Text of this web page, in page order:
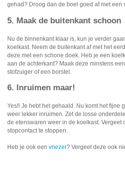
gehad? Droog dan de boel goed af met een
5. Maak de buitenkant schoon
Nu de binnenkant klaar is, kun je verder
koelkast. Neem de buitenkant af met het
deze met een schone doek. Heb je een
aan de achterkant? Maak deze minstens
stofzuiger of een borstel.
6. Inruimen maar!
Yes!! Je hebt het gehaald. Nu komt het fijne
weer lekker inruimen. Zet de losse
de etenswaren weer in de koelkast. Vergeet
stopcontact te stoppen.
Heb je ook een vriezer? Vergeet deze ook